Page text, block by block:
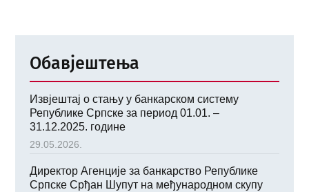
Обавјештења
Извјештај о стању у банкарском систему
Републике Српске за период 01.01. –
31.12.2025. године
29.05.2026.
Директор Агенције за банкарство Републике
Српске Срђан Шупут на међународном скупу